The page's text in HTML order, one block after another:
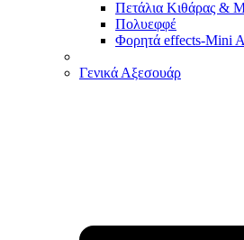
Πετάλια Κιθάρας &
Πολυεφφέ
Φορητά effects-Mini
Γενικά Αξεσουάρ